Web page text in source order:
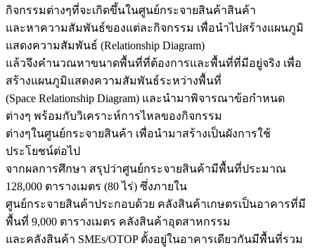
กิจกรรมต่างๆที่จะเกิดขึ้นในศูนย์กระจายสินค้าสินค้า
และหาความสัมพันธ์ของแต่ละกิจกรรม เพื่อนำไปสร้างแผนภูมิ
แสดงความสัมพันธ์ (Relationship Diagram)
แล้วจึงคำนวณหาขนาดพื้นที่ที่ต้องการและพื้นที่ที่มีอยู่จริง เพื่อ
สร้างแผนภูมิแสดงความสัมพันธ์ระหว่างพื้นที่
(Space Relationship Diagram) และนำมาพิจารณาข้อกำหนด
ต่างๆ พร้อมกับวิเคราะห์การไหลของกิจกรรม
ต่างๆในศูนย์กระจายสินค้า เพื่อนำมาสร้างเป็นผังการใช้
ประโยชน์ต่อไป
จากผลการศึกษา สรุปว่าศูนย์กระจายสินค้ามีพื้นที่ประมาณ
128,000 ตารางเมตร (80 ไร่) ซึ่งภายใน
ศูนย์กระจายสินค้าประกอบด้วย คลังสินค้าเกษตรเป็นอาคารที่มี
พื้นที่ 9,000 ตารางเมตร คลังสินค้าอุตสาหกรรม
และคลังสินค้า SMEs/OTOP ตั้งอยู่ในอาคารเดียวกันมีพื้นที่รวม